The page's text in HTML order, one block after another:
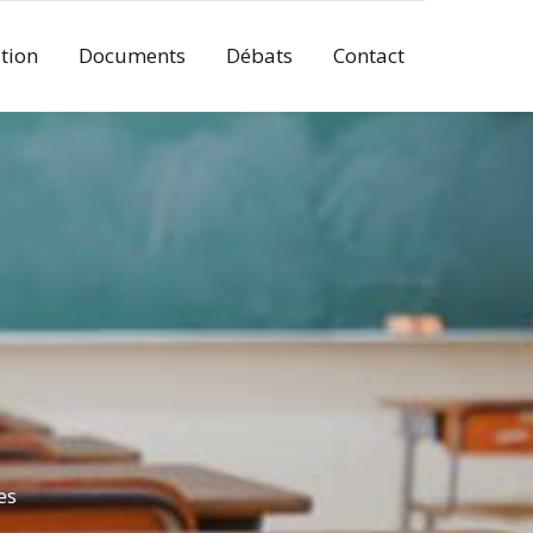
Documents Débats Contact